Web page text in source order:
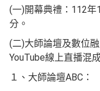
(一)開幕典禮：112
分。
(二)大師論壇及數位
YouTube線上直播混
１、大師論壇ABC：